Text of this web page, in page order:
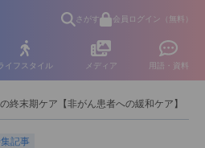
さがす 会員ログイン（無料）
イフスタイル メディア 用語・資料
終末期ケア【非がん患者への緩和ケア】
記事